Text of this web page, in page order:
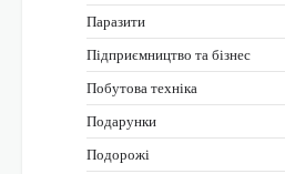
Паразити
Підприємництво та бізнес
Побутова техніка
Подарунки
Подорожі